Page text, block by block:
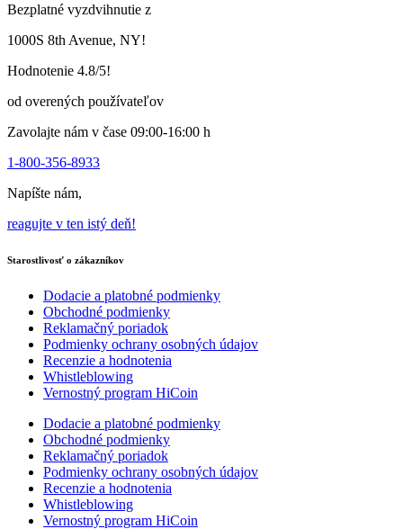
si
vybrať
stránke
produktu
Bezplatné vyzdvihnutie z
1000S 8th Avenue, NY!
Hodnotenie 4.8/5!
od overených používateľov
Zavolajte nám v čase 09:00-16:00 h
1-800-356-8933
Napíšte nám,
reagujte v ten istý deň!
Starostlivosť o zákazníkov
Dodacie a platobné podmienky
Obchodné podmienky
Reklamačný poriadok
Podmienky ochrany osobných údajov
Recenzie a hodnotenia
Whistleblowing
Vernostný program HiCoin
Dodacie a platobné podmienky
Obchodné podmienky
Reklamačný poriadok
Podmienky ochrany osobných údajov
Recenzie a hodnotenia
Whistleblowing
Vernostný program HiCoin